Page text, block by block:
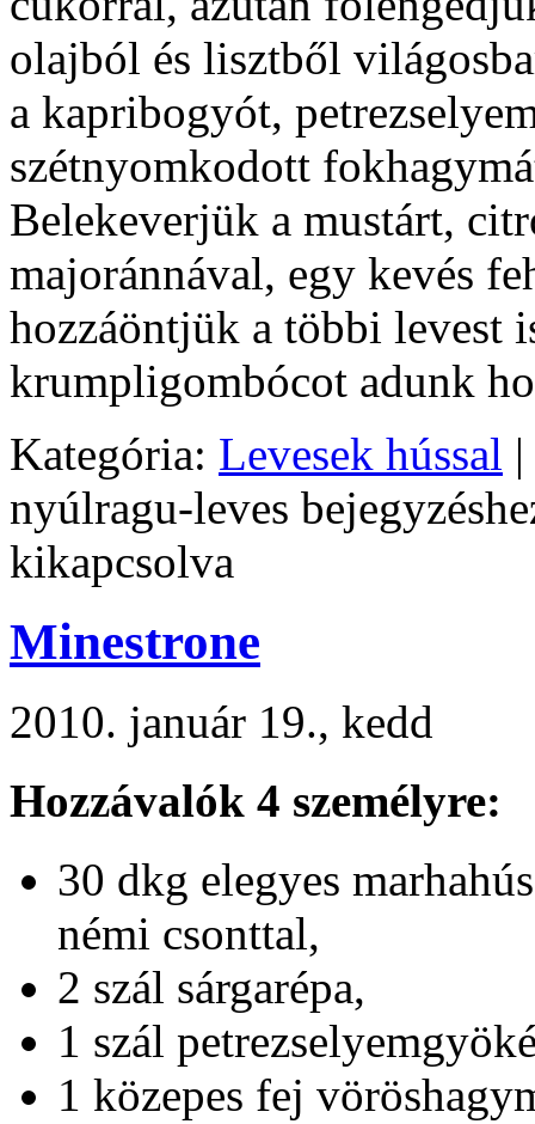
olajból és lisztből
a kapribogyót,
szétnyomkodott
Belekeverjük a mustárt,
majoránnával, egy kevés
hozzáöntjük a többi levest
krumpligombócot adunk
Kategória: Levesek hússal
nyúlragu-leves
kikapcsolva
Minestrone
2010. január 19., kedd
Hozzávalók 4 személyre:
30 dkg elegyes marhahús
némi csonttal,
2 szál sárgarépa,
1 szál
1 közepes fej